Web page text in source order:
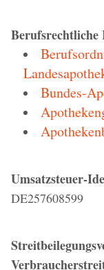
Berufsrechtliche
Bundes-
Umsatzsteuer-
DE257608599